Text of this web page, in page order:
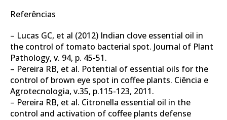
Referências
– Lucas GC, et al (2012) Indian clove essential oil in
the control of tomato bacterial spot. Journal of Plant
Pathology, v. 94, p. 45-51.
– Pereira RB, et al. Potential of essential oils for the
control of brown eye spot in coffee plants. Ciência e
Agrotecnologia, v.35, p.115-123, 2011.
– Pereira RB, et al. Citronella essential oil in the
control and activation of coffee plants defense